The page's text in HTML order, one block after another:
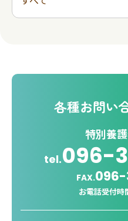
各種お問い
特別養
tel.096-
FAX.
お電話受付時